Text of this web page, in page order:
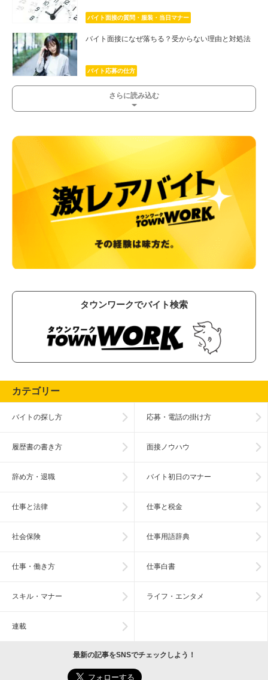
バイト面接の質問・服装・当日マナー
バイト面接になぜ落ちる？受からない理由と対処法
バイト応募の仕方
さらに読み込む
タウンワークでバイト検索
カテゴリー
バイトの探し方 応募・電話の掛け方
履歴書の書き方 面接ノウハウ
辞め方・退職 バイト初日のマナー
仕事と法律 仕事と税金
社会保険 仕事用語辞典
仕事・働き方 仕事白書
スキル・マナー ライフ・エンタメ
連載
最新の記事をSNSでチェックしよう！